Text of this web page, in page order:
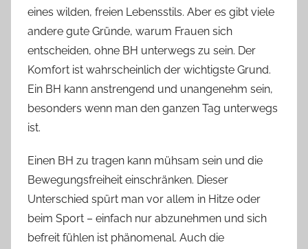
eines wilden, freien Lebensstils. Aber es gibt viele
andere gute Gründe, warum Frauen sich
entscheiden, ohne BH unterwegs zu sein. Der
Komfort ist wahrscheinlich der wichtigste Grund.
Ein BH kann anstrengend und unangenehm sein,
besonders wenn man den ganzen Tag unterwegs
ist.
Einen BH zu tragen kann mühsam sein und die
Bewegungsfreiheit einschränken. Dieser
Unterschied spürt man vor allem in Hitze oder
beim Sport – einfach nur abzunehmen und sich
befreit fühlen ist phänomenal. Auch die